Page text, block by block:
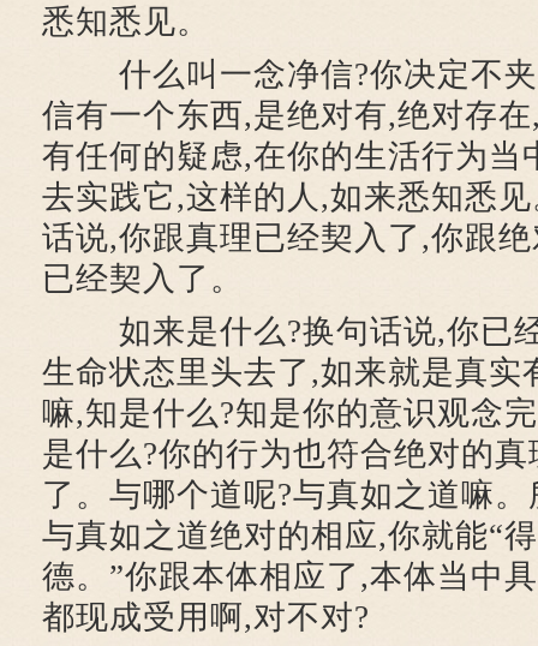
悉知悉见。
什么叫一念净信?你决定不夹
信有一个东西,是绝对有,绝对存
有任何的疑虑,在你的生活行为当
去实践它,这样的人,如来悉知悉
话说,你跟真理已经契入了,你跟
已经契入了。
如来是什么?换句话说,你已
生命状态里头去了,如来就是真实
嘛,知是什么?知是你的意识观念
是什么?你的行为也符合绝对的
了。与哪个道呢?与真如之道嘛
与真如之道绝对的相应,你就能“
德。”你跟本体相应了,本体当中
都现成受用啊,对不对?